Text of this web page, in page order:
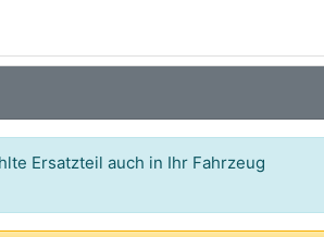
Ersatzteil auch in Ihr Fahrzeug